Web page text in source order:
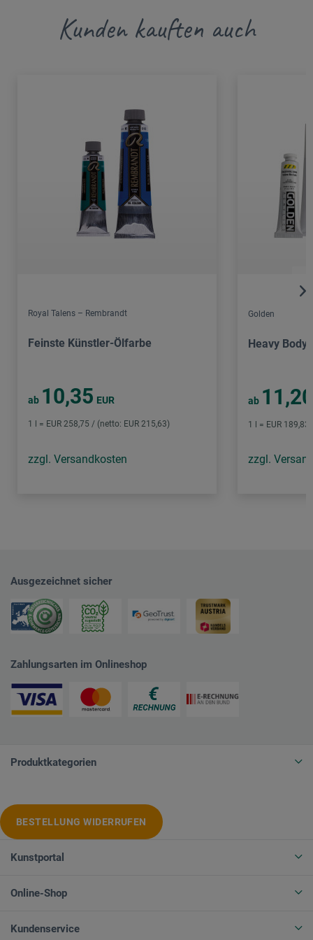
Kunden kauften auch
Royal Talens – Rembrandt
Feinste Künstler-Ölfarbe
ab 10,35 EUR
1 l = EUR 258,75 / (netto: EUR 215,63)
zzgl. Versandkosten
Golden
Heavy Body
ab 11,20
1 l = EUR
zzgl.
Ausgezeichnet sicher
Zahlungsarten im Onlineshop
Produktkategorien
BESTELLUNG WIDERRUFEN
Kunstportal
Online-Shop
Kundenservice